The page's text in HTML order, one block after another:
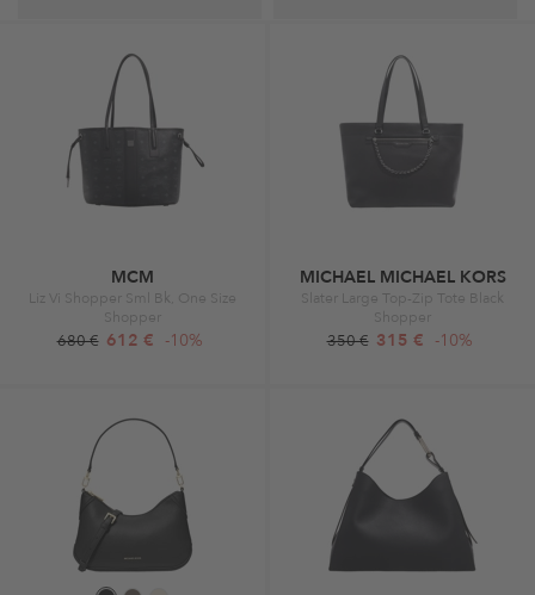
MCM
Liz Vi Shopper Sml Bk, One Size
Shopper
680 € 612 € -10%
MICHAEL MICHAEL KORS
Slater Large Top-Zip Tote Black
Shopper
350 € 315 € -10%